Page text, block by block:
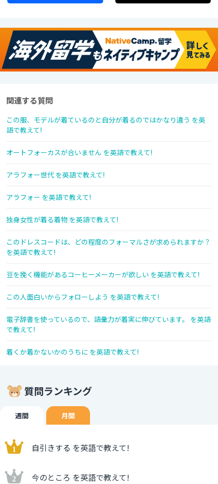
関連する質問
この服、モデルが着ているのと自分が着るのではかなり違う を英
語で教えて!
オートフォーカスが合いません を英語で教えて!
アラフォー世代 を英語で教えて!
アラフォー を英語で教えて!
独身女性が着る着物 を英語で教えて!
このドレスコードは、どの程度のフォーマルさが求められますか？
を英語で教えて!
豆を挽く機能があるコーヒーメーカーが欲しい を英語で教えて!
この人面白いからフォローしよう を英語で教えて!
電子辞書を使っているので、語彙力が着実に伸びています。 を英語
で教えて!
着くか着かないかのうちに を英語で教えて!
質問ランキング
週間 月間
自引きする を英語で教えて!
今のところ を英語で教えて!